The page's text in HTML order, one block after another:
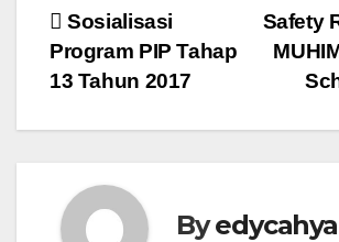
Post
navigation
Safety
Sosialisasi
Program PIP Tahap
13 Tahun 2017
By